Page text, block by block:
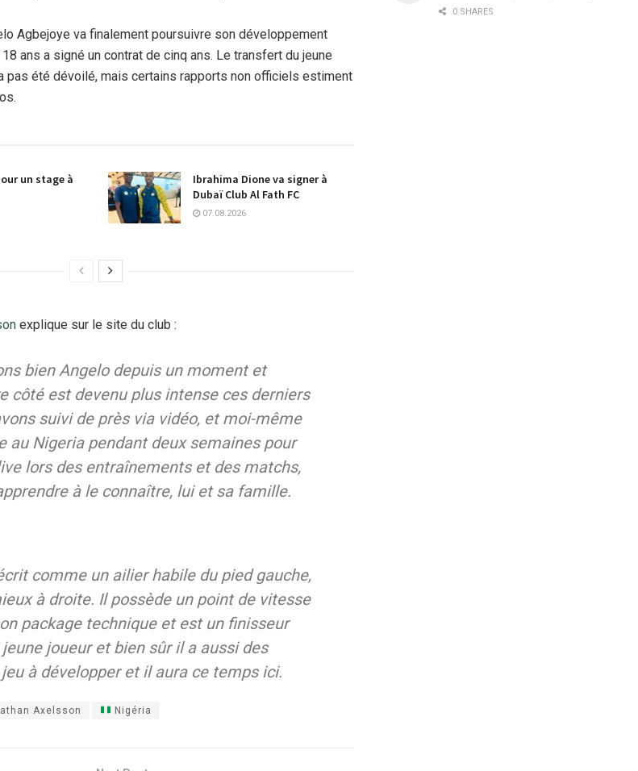
Agbejoye va finalement poursuivre son développement
ans a signé un contrat de cinq ans. Le transfert du jeune
pas été dévoilé, mais certains rapports non officiels estiment
un stage à
Ibrahima Dione va signer à
Dubaï Club Al Fath FC
07.08.2026
explique sur le site du club :
bien Angelo depuis un moment et
côté est devenu plus intense ces derniers
suivi de près via vidéo, et moi-même
au Nigeria pendant deux semaines pour
lors des entraînements et des matchs,
à le connaître, lui et sa famille.
comme un ailier habile du pied gauche,
à droite. Il possède un point de vitesse
package technique et est un finisseur
jeune joueur et bien sûr il a aussi des
à développer et il aura ce temps ici.
Axelsson Nigéria
0 SHARES